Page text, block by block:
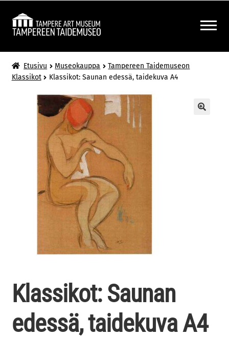
Siirry
Siirry
MUSEOKAUPPA
ALEMMAN
Etusivu Museokauppa
Tampereen Taidemuseon
Klassikot
Klassikot: Saunan edessä, taidekuva A4
Klassikot: Saunan
edessä, taidekuva A4